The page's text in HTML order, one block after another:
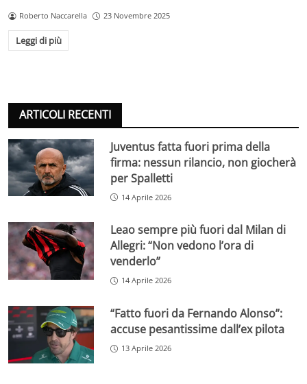
Roberto Naccarella 23 Novembre 2025
Leggi di più
ARTICOLI RECENTI
Juventus fatta fuori prima della
firma: nessun rilancio, non giocherà
per Spalletti
14 Aprile 2026
Leao sempre più fuori dal Milan di
Allegri: “Non vedono l’ora di
venderlo”
14 Aprile 2026
“Fatto fuori da Fernando Alonso”:
accuse pesantissime dall’ex pilota
13 Aprile 2026